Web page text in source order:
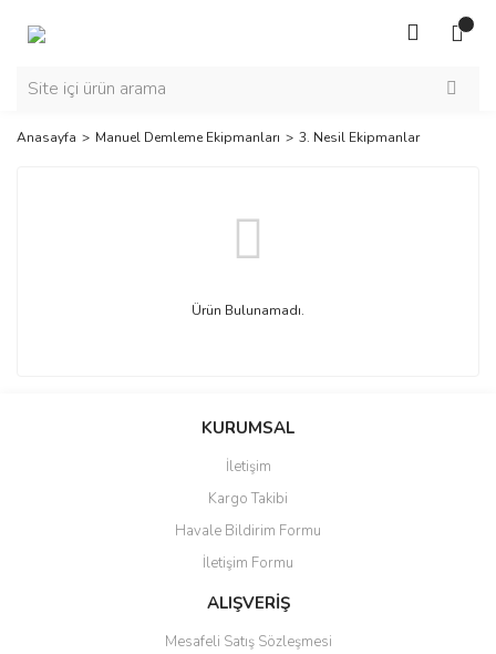
Anasayfa Manuel Demleme Ekipmanları 3. Nesil Ekipmanlar
Ürün Bulunamadı.
KURUMSAL
İletişim
Kargo Takibi
Havale Bildirim Formu
İletişim Formu
ALIŞVERİŞ
Mesafeli Satış Sözleşmesi